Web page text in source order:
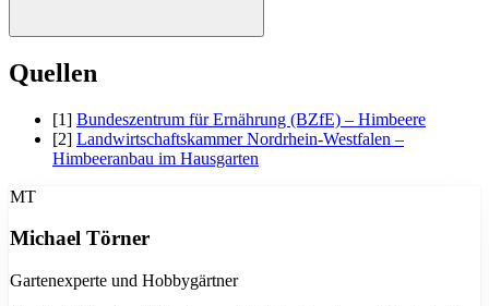
Himbeeren bilden unterirdische Ausläufer und können sich jährlich
um 50-100 cm ausbreiten. Eine Wurzelsperre (mind. 40 cm tief) hält
erobern.
Quellen
[1] Bundeszentrum für Ernährung (BZfE) – Himbeere
[2] Landwirtschaftskammer Nordrhein-Westfalen –
Himbeeranbau im Hausgarten
MT
Michael Törner
Gartenexperte und Hobbygärtner